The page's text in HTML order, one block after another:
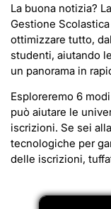
La buona notizia?
Gestione
ottimizzare tutto,
studenti, aiutando
un panorama in
Esploreremo 6
può aiutare le
iscrizioni. Se sei
tecnologiche per
delle iscrizioni,